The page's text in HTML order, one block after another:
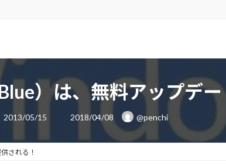
）は、無料アップデ
2013/05/15
最
終
日
2018/04/08 @penchi
される！